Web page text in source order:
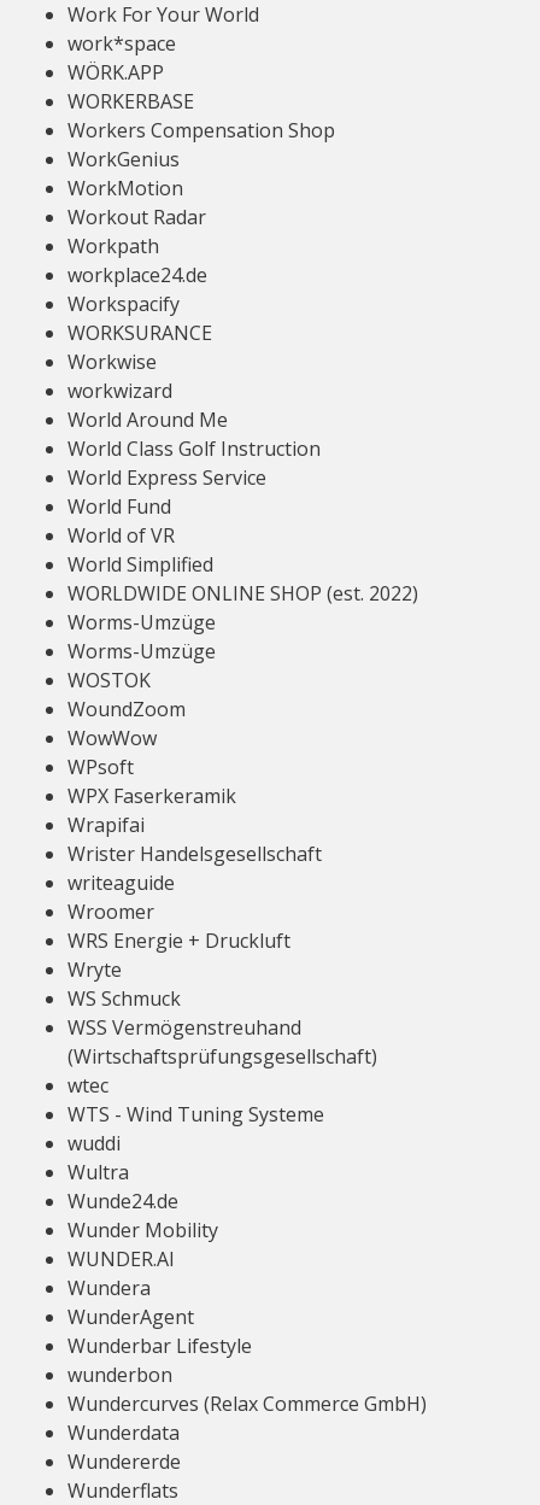
Work For Your World
work*space
WÖRK.APP
WORKERBASE
Workers Compensation Shop
WorkGenius
WorkMotion
Workout Radar
Workpath
workplace24.de
Workspacify
WORKSURANCE
Workwise
workwizard
World Around Me
World Class Golf Instruction
World Express Service
World Fund
World of VR
World Simplified
WORLDWIDE ONLINE SHOP (est. 2022)
Worms-Umzüge
Worms-Umzüge
WOSTOK
WoundZoom
WowWow
WPsoft
WPX Faserkeramik
Wrapifai
Wrister Handelsgesellschaft
writeaguide
Wroomer
WRS Energie + Druckluft
Wryte
WS Schmuck
WSS Vermögenstreuhand
(Wirtschaftsprüfungsgesellschaft)
wtec
WTS - Wind Tuning Systeme
wuddi
Wultra
Wunde24.de
Wunder Mobility
WUNDER.AI
Wundera
WunderAgent
Wunderbar Lifestyle
wunderbon
Wundercurves (Relax Commerce GmbH)
Wunderdata
Wundererde
Wunderflats